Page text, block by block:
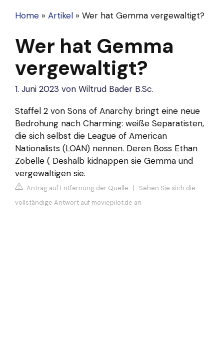
Home » Artikel » Wer hat Gemma vergewaltigt?
Wer hat Gemma
vergewaltigt?
1. Juni 2023 von Wiltrud Bader B.Sc.
Staffel 2 von Sons of Anarchy bringt eine neue
Bedrohung nach Charming: weiße Separatisten,
die sich selbst die League of American
Nationalists (LOAN) nennen. Deren Boss Ethan
Zobelle ( Deshalb kidnappen sie Gemma und
vergewaltigen sie.
Antrag auf Entfernung der Quelle | Sehen Sie sich die
vollständige Antwort auf moviepilot.de an